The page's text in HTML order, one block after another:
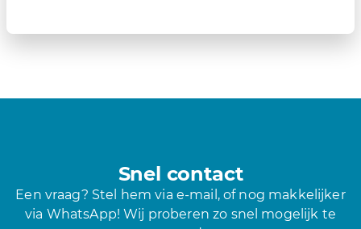
Snel contact
Een vraag? Stel hem via e-mail, of nog makkelijker
via WhatsApp! Wij proberen zo snel mogelijk te